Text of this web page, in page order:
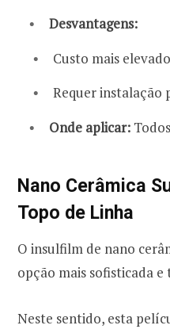
Desvantagens:
Custo mais
Requer instalação
Onde aplicar:
Nano Cerâmica
Topo de Linha
O insulfilm de nano
opção mais sofisticada
Neste sentido, esta